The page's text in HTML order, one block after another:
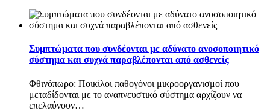
Συμπτώματα που συνδέονται με αδύνατο ανοσοποιητικό
σύστημα και συχνά παραβλέπονται από ασθενείς
Φθινόπωρο: Ποικίλοι παθογόνοι μικροοργανισμοί που
μεταδίδονται με το αναπνευστικό σύστημα αρχίζουν να
επελαύνουν…